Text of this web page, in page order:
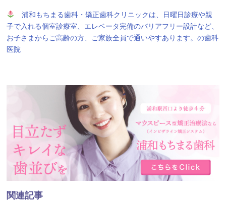
浦和もちまる歯科・矯正歯科クリニックは、日曜日診療や親
子で入れる個室診療室、エレベータ完備のバリアフリー設計など、
お子さまからご高齢の方、ご家族全員で通いやすあります。の歯科
医院
関連記事